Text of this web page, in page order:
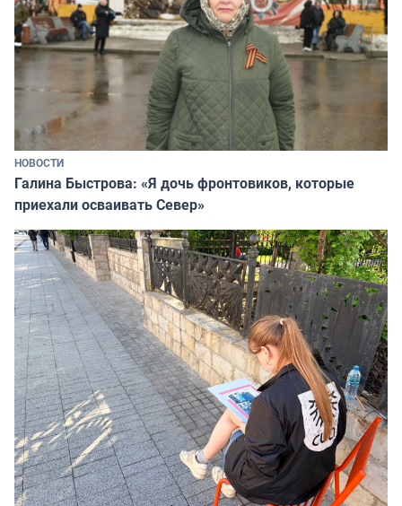
НОВОСТИ
Галина Быстрова: «Я дочь фронтовиков, которые
приехали осваивать Север»